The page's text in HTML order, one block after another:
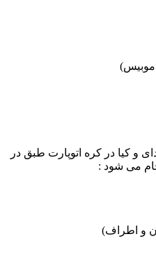
موبیس)
و کیا در کره اتوپارت طبق در
می شود :
و اطراف)